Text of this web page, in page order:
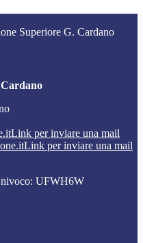
Superiore G. Cardano
Link per inviare una mail
Link per inviare una mail
UFWH6W